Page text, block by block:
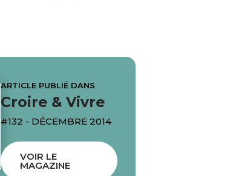
ARTICLE PUBLIÉ DANS
Croire & Vivre
#132 - DÉCEMBRE 2014
VOIR LE
MAGAZINE